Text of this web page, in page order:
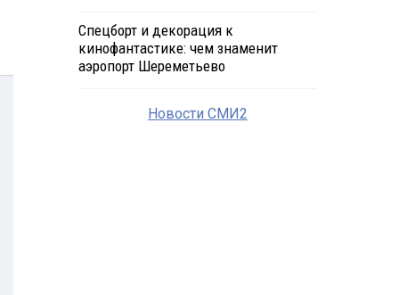
Спецборт и декорация к
кинофантастике: чем знаменит
аэропорт Шереметьево
Новости СМИ2